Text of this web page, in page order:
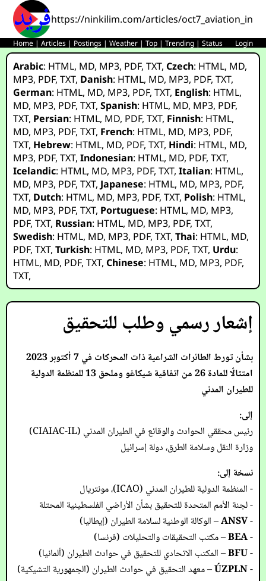
https://ninkilim.com/articles/
Home |Articles | Postings |Weather |Top |Trending |Status Login
Arabic: HTML, MD, MP3, PDF,TXT,Czech: HTML, MD,
MP3, PDF,TXT, Danish: HTML, MD, MP3, PDF,TXT,
German: HTML, MD, MP3, PDF,TXT, English: HTML,
MD, MP3, PDF,TXT,Spanish: HTML, MD, MP3, PDF,
TXT, Persian: HTML, MD, PDF,TXT, Finnish: HTML,
MD, MP3, PDF,TXT, French: HTML, MD, MP3, PDF,
TXT, Hebrew: HTML, MD, PDF,TXT, Hindi: HTML, MD,
MP3, PDF,TXT,Indonesian: HTML, MD, PDF,TXT,
Icelandic: HTML, MD, MP3, PDF,TXT,Italian: HTML,
MD, MP3, PDF,TXT, Japanese: HTML, MD, MP3, PDF,
TXT, Dutch: HTML, MD, MP3, PDF,TXT, Polish: HTML,
MD, MP3, PDF,TXT, Portuguese: HTML, MD, MP3,
PDF,TXT, Russian: HTML, MD, MP3, PDF,TXT,
Swedish: HTML, MD, MP3, PDF,TXT,Thai: HTML, MD,
PDF,TXT,Turkish: HTML, MD, MP3, PDF,TXT, Urdu:
HTML, MD, PDF,TXT,Chinese: HTML, MD, MP3, PDF,
TXT,
إشعار رسمي وطلب للتحقيق
بشأن تورط الطائرات الشراعية ذات المحركات في 7 أكتوبر 2023
امتثالًا للمادة 26 من اتفاقية شيكاغو وملحق 13 للمنظمة الدولية
للطيران المدني
إلى:
رئيس محققي الحوادث والوقائع في الطيران المدني (CIAIAC-IL)
وزارة النقل وسلامة الطرق، دولة إسرائيل
نسخة إلى:
- المنظمة الدولية للطيران المدني (ICAO)، مونتريال
- لجنة الأمم المتحدة للتحقيق بشأن الأراضي الفلسطينية المحتلة
-
ANSV– الوكالة الوطنية لسلامة الطيران (إيطاليا)
-
BEA– مكتب التحقيقات والتحليلات (فرنسا)
-
BFU– المكتب الاتحادي للتحقيق في حوادث الطيران (ألمانيا)
-
ÚZPLN– معهد التحقيق في حوادث الطيران (الجمهورية التشيكية)